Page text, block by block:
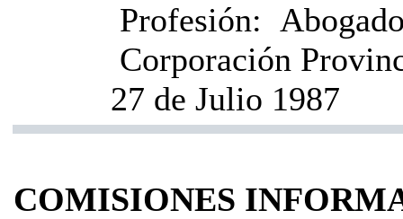
Profesión:
Corporación
27 de Julio 1987
COMISIONES